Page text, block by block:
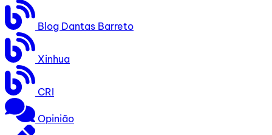
Blog Dantas Barreto
Xinhua
CRI
Opinião